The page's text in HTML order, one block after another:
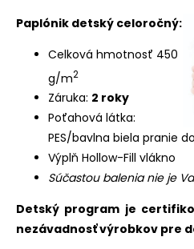
Paplónik detský celoročný:
Celková hmotnosť 450
g/m2
Záruka: 2 roky
Poťahová látka:
PES/bavlna biela pranie
Výplň Hollow-Fill vlákno
Súčastou balenia nie je
Detský program je
nezávadnosť výrobkov pre